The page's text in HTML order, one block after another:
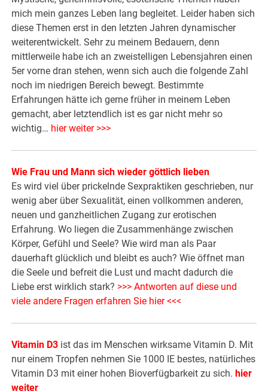
mich mein ganzes Leben lang begleitet. Leider haben sich
diese Themen erst in den letzten Jahren dynamischer
weiterentwickelt. Sehr zu meinem Bedauern, denn
mittlerweile habe ich an zweistelligen Lebensjahren einen
5er vorne dran stehen, wenn sich auch die folgende Zahl
noch im niedrigen Bereich bewegt. Bestimmte
Erfahrungen hätte ich gerne früher in meinem Leben
gemacht, aber letztendlich ist es gar nicht mehr so
wichtig… hier weiter >>>
Wie Frau und Mann sich wieder göttlich lieben
Es wird viel über prickelnde Sexpraktiken geschrieben, nur
wenig aber über Sexualität, einen vollkommen anderen,
neuen und ganzheitlichen Zugang zur erotischen
Erfahrung. Wo liegen die Zusammenhänge zwischen
Körper, Gefühl und Seele? Wie wird man als Paar
dauerhaft glücklich und bleibt es auch? Wie öffnet man
die Seele und befreit die Lust und macht dadurch die
Liebe erst wirklich stark? >>> Antworten auf diese und
viele andere Fragen erfahren Sie hier <<<
Vitamin D3 ist das im Menschen wirksame Vitamin D. Mit
nur einem Tropfen nehmen Sie 1000 IE bestes, natürliches
Vitamin D3 mit einer hohen Bioverfügbarkeit zu sich. hier
weiter